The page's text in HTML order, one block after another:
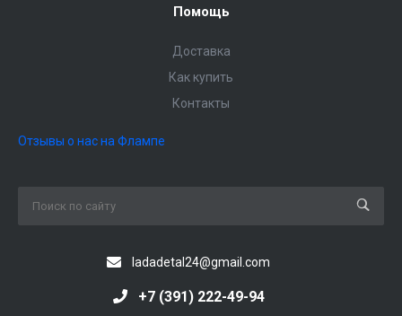
Помощь
Доставка
Как купить
Контакты
Отзывы о нас на Флампе
ladadetal24@gmail.com
+7 (391) 222-49-94